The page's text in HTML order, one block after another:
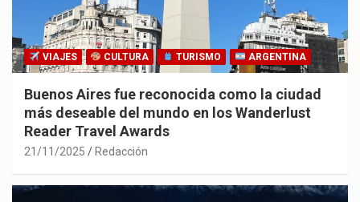
VIAJES CULTURA TURISMO ARGENTINA
Buenos Aires fue reconocida como la ciudad
más deseable del mundo en los Wanderlust
Reader Travel Awards
21/11/2025 Redacción